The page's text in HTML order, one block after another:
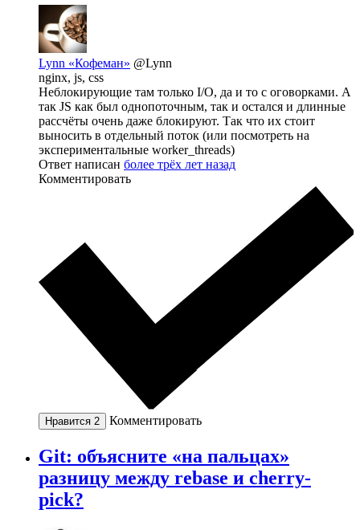
Lynn «Кофеман» @Lynn
nginx, js, css
Неблокирующие там только I/O, да и то с оговорками. А
так JS как был однопоточным, так и остался и длинные
рассчёты очень даже блокируют. Так что их стоит
выносить в отдельный поток (или посмотреть на
экспериментальные worker_threads)
Ответ написан более трёх лет назад
Комментировать
Нравится 2 Комментировать
Git: объясните «на пальцах»
разницу между rebase и cherry-
pick?